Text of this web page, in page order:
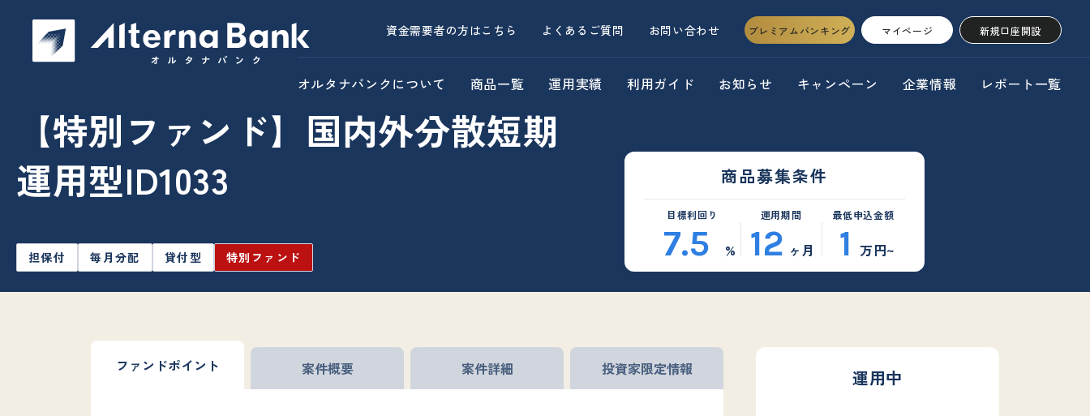
資金需要者の方はこちら よくあるご質問 お問い合わせ プレミアムバンキング マイページ 新規口座開設
オルタナバンクについて 商品一覧 運用実績 利用ガイド お知らせ キャンペーン 企業情報 レポート一覧
【特別ファンド】国内外分散短期
運用型ID1033
担保付 毎月分配 貸付型 特別ファンド
商品募集条件
目標利回り
7.5 %
運用期間
12 ヶ月
最低申込金額
1 万円~
ファンドポイント 案件概要 案件詳細 投資家限定情報 運用中